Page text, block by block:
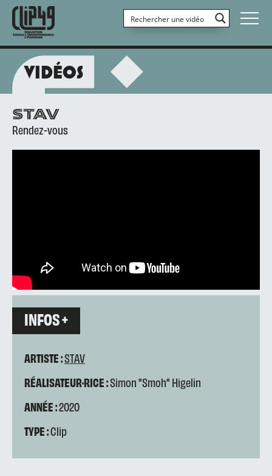
VIDÉOS
STAV
Rendez-vous
INFOS +
ARTISTE :STAV
RÉALISATEUR·RICE :Simon "Smoh" Higelin
ANNÉE :2020
TYPE :Clip